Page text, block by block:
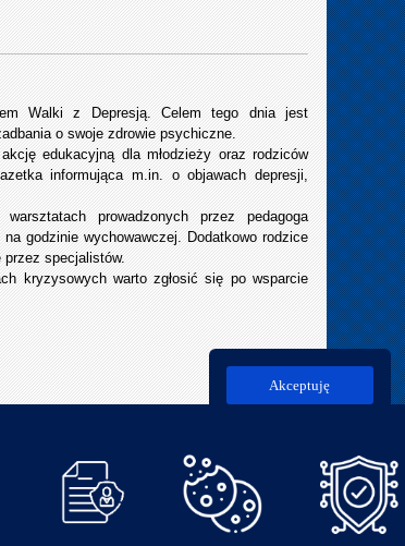
Walki z Depresją. Celem tego dnia jest
o swoje zdrowie psychiczne.
edukacyjną dla młodzieży oraz rodziców
informująca m.in. o objawach depresji,
prowadzonych przez pedagoga
godzinie wychowawczej. Dodatkowo rodzice
przez specjalistów.
kryzysowych warto zgłosić się po wsparcie
Akceptuję